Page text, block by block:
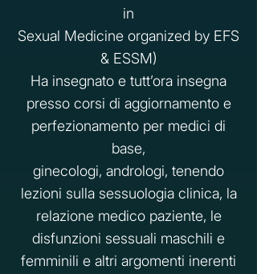
in
Sexual Medicine organized by EFS
& ESSM)
Ha insegnato e tutt’ora insegna
presso corsi di aggiornamento e
perfezionamento per medici di
base,
ginecologi, andrologi, tenendo
lezioni sulla sessuologia clinica, la
relazione medico paziente, le
disfunzioni sessuali maschili e
femminili e altri argomenti inerenti